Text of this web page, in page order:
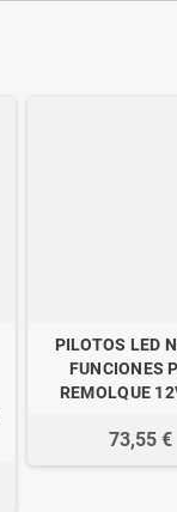
PILOTOS LED
FUNCIONES
REMOLQUE
73,55 €